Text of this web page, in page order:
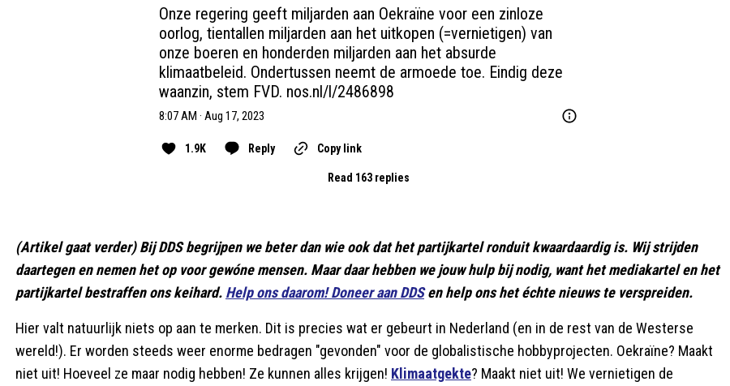
Onze regering geeft miljarden aan Oekraïne voor een zinloze
oorlog, tientallen miljarden aan het uitkopen (=vernietigen) van
onze boeren en honderden miljarden aan het absurde
klimaatbeleid. Ondertussen neemt de armoede toe. Eindig deze
waanzin, stem FVD. nos.nl/l/2486898
8:07 AM · Aug 17, 2023
1.9K Reply Copy link
Read 163 replies
(Artikel gaat verder) Bij DDS begrijpen we beter dan wie ook dat het partijkartel ronduit kwaardaardig is. Wij strijden
daartegen en nemen het op voor gewóne mensen. Maar daar hebben we jouw hulp bij nodig, want het mediakartel en het
partijkartel bestraffen ons keihard. Help ons daarom! Doneer aan DDSen help ons het échte nieuws te verspreiden.
Hier valt natuurlijk niets op aan te merken. Dit is precies wat er gebeurt in Nederland (en in de rest van de Westerse
wereld!). Er worden steeds weer enorme bedragen "gevonden" voor de globalistische hobbyprojecten. Oekraïne? Maakt
niet uit! Hoeveel ze maar nodig hebben! Ze kunnen alles krijgen! Klimaatgekte? Maakt niet uit! We vernietigen de